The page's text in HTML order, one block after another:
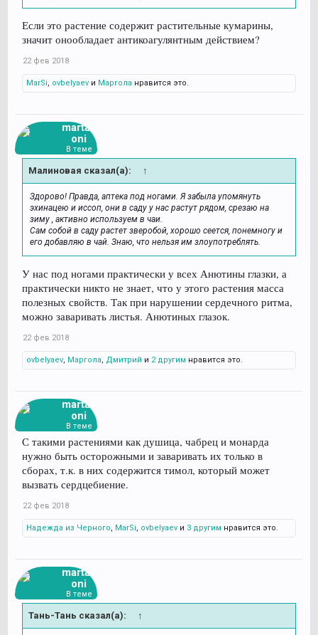
Если это растение содержит растительные кумарины,
значит онообладает антикоагулянтным действием?
22 фев 2018
MarSi, ovbelyaev и Маргола нравится это.
martag
oni
В теме
Малиновая сказал(а): ↑
Здорово! Правда, аптека под ногами. Я забыла упомянуть
эхинацею и иссоп, они в саду у нас растут рядом, срезаю на
зиму , активно используем в чаи.
Сам собой в саду растет зверобой, хорошо сеется, понемногу и
его добавляю в чай. Знаю, что нельзя им злоупотреблять.
У нас под ногами практически у всех Анютины глазки, а
практически никто не знает, что у этого растения масса
полезных свойств. Так при нарушении сердечного ритма,
можно заваривать листья. Анютиных глазок.
22 фев 2018
ovbelyaev, Маргола, Дмитрий и 2 другим нравится это.
martag
oni
В теме
С такими растениями как душица, чабрец и монарда
нужно быть осторожными и заваривать их только в
сборах, т.к. в них содержится тимол, который может
вызвать сердцебиение.
22 фев 2018
Надежда из Черного, MarSi, ovbelyaev и 3 другим нравится это.
martag
oni
В теме
Тань-Тань сказал(а): ↑